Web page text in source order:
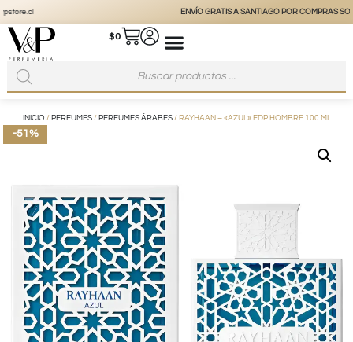
ENVÍO GRATIS A SANTIAGO POR COMPRAS SOBRE $49.990
$0
INICIO / PERFUMES/ PERFUMES ÁRABES/ RAYHAAN – «AZUL» EDP HOMBRE 100 ML
-51%